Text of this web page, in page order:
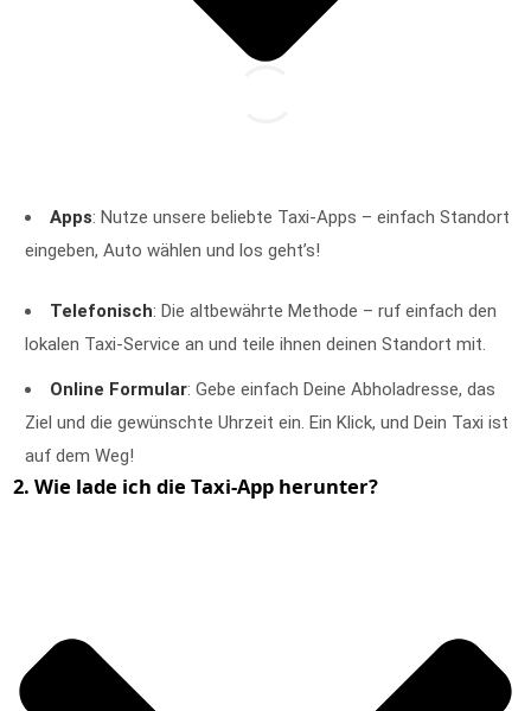
Apps: Nutze unsere beliebte Taxi-Apps – einfach Standort
eingeben, Auto wählen und los geht’s!
Telefonisch: Die altbewährte Methode – ruf einfach den
lokalen Taxi-Service an und teile ihnen deinen Standort mit.
Online Formular: Gebe einfach Deine Abholadresse, das
Ziel und die gewünschte Uhrzeit ein. Ein Klick, und Dein Taxi ist
auf dem Weg!
2. Wie lade ich die Taxi-App herunter?